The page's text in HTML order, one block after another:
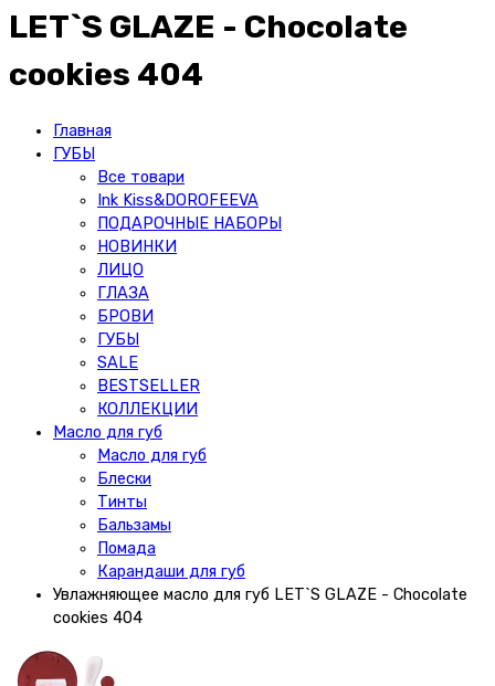
LET`S GLAZE - Chocolate
cookies 404
Главная
ГУБЫ
Все товари
Ink Kiss&DOROFEEVA
ПОДАРОЧНЫЕ НАБОРЫ
НОВИНКИ
ЛИЦО
ГЛАЗА
БРОВИ
ГУБЫ
SALE
BESTSELLER
КОЛЛЕКЦИИ
Масло для губ
Масло для губ
Блески
Тинты
Бальзамы
Помада
Карандаши для губ
Увлажняющее масло для губ LET`S GLAZE - Chocolate
cookies 404